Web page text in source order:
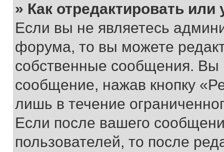
» Как отредактировать
Если вы не являетесь
форума, то вы можете
собственные сообщения. Вы
сообщение, нажав кнопку
лишь в течение
Если после вашего
пользователей, то после